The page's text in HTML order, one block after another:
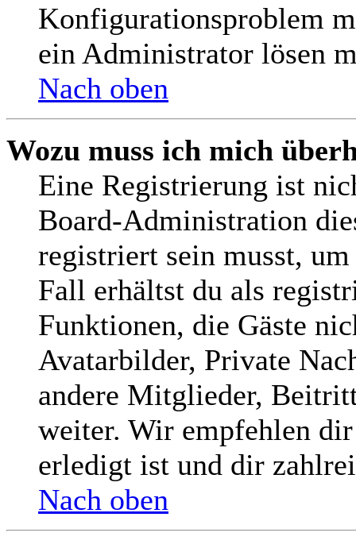
Konfigurationsproblem
ein Administrator lösen
Nach oben
Wozu muss ich mich
Eine Registrierung ist
Board-Administration
registriert sein musst,
Fall erhältst du als
Funktionen, die Gäste
Avatarbilder, Private
andere Mitglieder,
weiter. Wir empfehlen
erledigt ist und dir
Nach oben